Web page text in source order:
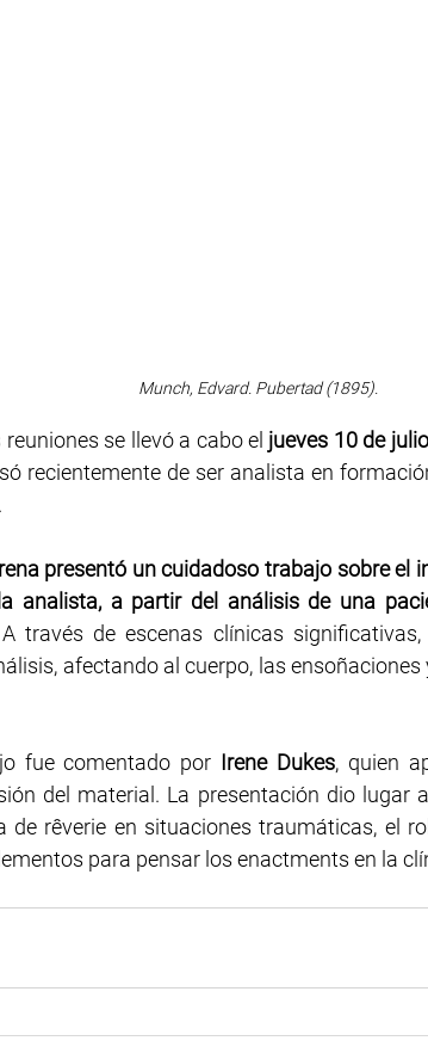
Munch, Edvard. Pubertad (1895).
se llevó a cabo el jueves 10 de julio
recientemente de ser analista en
presentó un cuidadoso trabajo sobre el
analista, a partir del análisis de una
A través de escenas clínicas
afectando al cuerpo, las
fue comentado por Irene Dukes, quien
del material. La presentación dio lugar
de rêverie en situaciones traumáticas, el
para pensar los enactments en la